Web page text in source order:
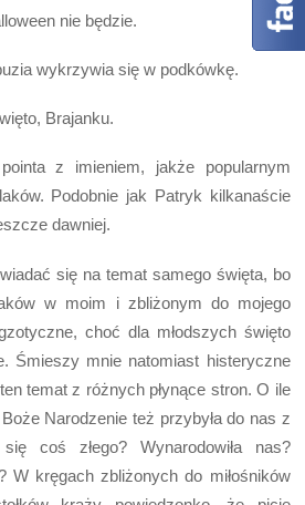
nie będzie.
wykrzywia się w podkówkę.
Brajanku.
z imieniem, jakże popularnym
Podobnie jak Patryk kilkanaście
dawniej.
się na temat samego święta, bo
w moim i zbliżonym do mojego
choć dla młodszych święto
Śmieszy mnie natomiast histeryczne
temat z różnych płynące stron. O ile
Narodzenie też przybyła do nas z
coś złego? Wynarodowiła nas?
W kręgach zbliżonych do miłośników